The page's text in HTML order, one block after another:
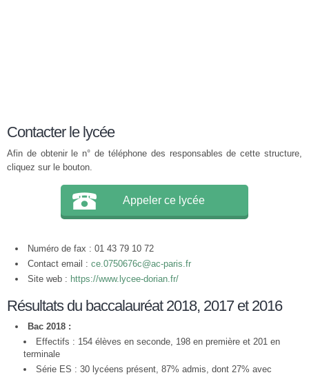
Contacter le lycée
Afin de obtenir le n° de téléphone des responsables de cette structure,
cliquez sur le bouton.
Appeler ce lycée
Numéro de fax : 01 43 79 10 72
Contact email : ce.0750676c@ac-paris.fr
Site web : https://www.lycee-dorian.fr/
Résultats du baccalauréat 2018, 2017 et 2016
Bac 2018 :
Effectifs : 154 élèves en seconde, 198 en première et 201 en
terminale
Série ES : 30 lycéens présent, 87% admis, dont 27% avec